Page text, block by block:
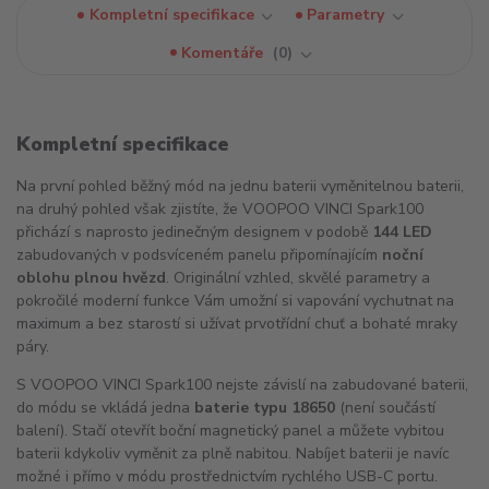
Kompletní specifikace
Parametry
Komentáře
0
Kompletní specifikace
Na první pohled běžný mód na jednu baterii vyměnitelnou baterii,
na druhý pohled však zjistíte, že VOOPOO VINCI Spark100
přichází s naprosto jedinečným designem v podobě 144 LED
zabudovaných v podsvíceném panelu připomínajícím noční
oblohu plnou hvězd. Originální vzhled, skvělé parametry a
pokročilé moderní funkce Vám umožní si vapování vychutnat na
maximum a bez starostí si užívat prvotřídní chuť a bohaté mraky
páry.
S VOOPOO VINCI Spark100 nejste závislí na zabudované baterii,
do módu se vkládá jedna baterie typu 18650 (není součástí
balení). Stačí otevřít boční magnetický panel a můžete vybitou
baterii kdykoliv vyměnit za plně nabitou. Nabíjet baterii je navíc
možné i přímo v módu prostřednictvím rychlého USB-C portu.